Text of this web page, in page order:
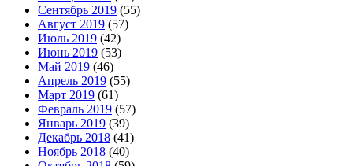
Сентябрь 2019 (55)
Август 2019 (57)
Июль 2019 (42)
Июнь 2019 (53)
Май 2019 (46)
Апрель 2019 (55)
Март 2019 (61)
Февраль 2019 (57)
Январь 2019 (39)
Декабрь 2018 (41)
Ноябрь 2018 (40)